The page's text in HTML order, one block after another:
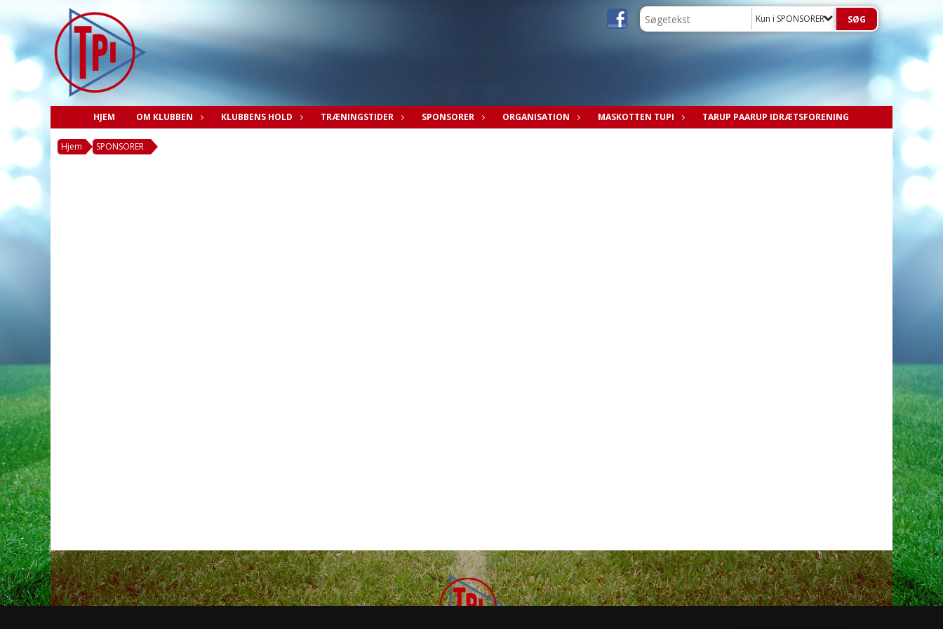
Kun i SPONSORER
HJEM OM KLUBBEN KLUBBENS HOLD TRÆNINGSTIDER SPONSORER ORGANISATION MASKOTTEN TUPI TARUP PAARUP IDRÆTSFORENING
Hjem SPONSORER